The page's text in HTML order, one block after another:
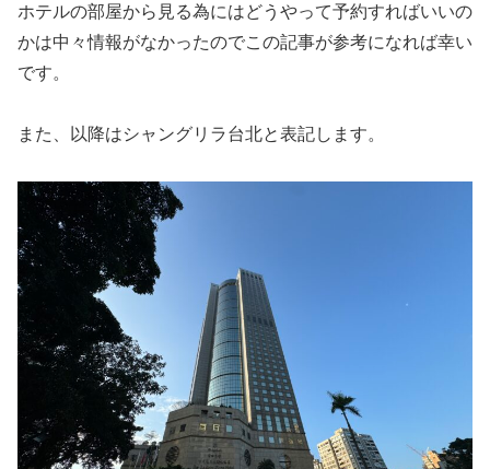
ホテルの部屋から見る為にはどうやって予約すればいいの
かは中々情報がなかったのでこの記事が参考になれば幸い
です。
また、以降はシャングリラ台北と表記します。